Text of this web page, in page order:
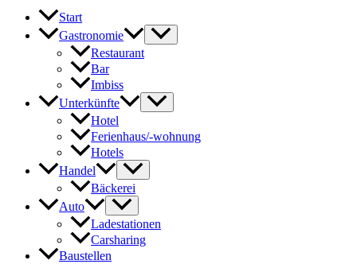
Start
Gastronomie
Restaurant
Bar
Imbiss
Unterkünfte
Hotel
Ferienhaus/-wohnung
Hotels
Handel
Bäckerei
Auto
Ladestationen
Carsharing
Baustellen